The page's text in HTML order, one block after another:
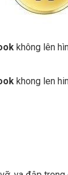
không lên
khong len